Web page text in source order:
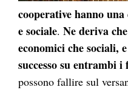
cooperative hanno
e sociale.Ne deriva che
economici che sociali,
successo su entrambi
possono fallire sul